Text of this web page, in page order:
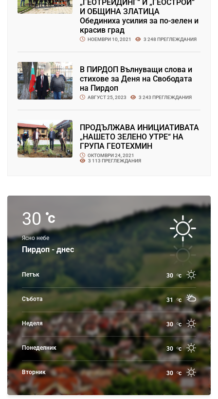
„ГЕОТРЕЙДИНГ“ И „ГЕОСТРОЙ“
И ОБЩИНА ЗЛАТИЦА
Обединиха усилия за по-зелен и
красив град
НОЕМВРИ 10, 2021 3 248 ПРЕГЛЕЖДАНИЯ
В ПИРДОП Вълнуващи слова и
стихове за Деня на Свободата
на Пирдоп
АВГУСТ 25, 2023 3 243 ПРЕГЛЕЖДАНИЯ
ПРОДЪЛЖАВА ИНИЦИАТИВАТА
„НАШЕТО ЗЕЛЕНО УТРЕ“ НА
ГРУПА ГЕОТЕХМИН
ОКТОМВРИ 24, 2021
3 113 ПРЕГЛЕЖДАНИЯ
30 c
Ясно небе
Пирдоп - днес
Петък 30 c
Събота 31 c
Неделя 30 c
Понеделник 30 c
Вторник 30 c